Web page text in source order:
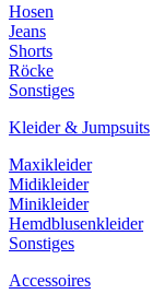
Hosen
Jeans
Shorts
Röcke
Sonstiges
Kleider & Jumpsuits
Maxikleider
Midikleider
Minikleider
Hemdblusenkleider
Sonstiges
Accessoires